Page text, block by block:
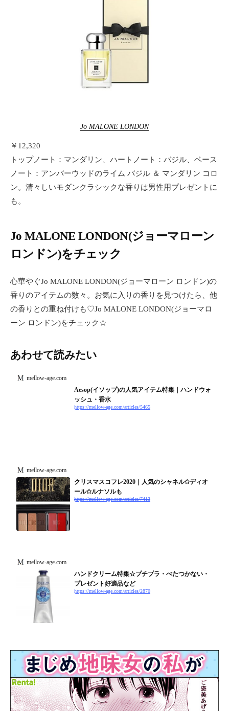
Jo MALONE LONDON
￥12,320
トップノート：マンダリン、ハートノート：バジル、ベース
ノート：アンバーウッドのライム バジル ＆ マンダリン コロ
ン。清々しいモダンクラシックな香りは男性用プレゼントに
も。
Jo MALONE LONDON(ジョーマローン
ロンドン)をチェック
心華やぐJo MALONE LONDON(ジョーマローン ロンドン)の
香りのアイテムの数々。お気に入りの香りを見つけたら、他
の香りとの重ね付けも♡Jo MALONE LONDON(ジョーマロ
ーン ロンドン)をチェック☆
あわせて読みたい
mellow-age.com
Aesop(イソップ)の人気アイテム特集｜ハンドウォ
ッシュ・香水
https://mellow-age.com/articles/5465
mellow-age.com
クリスマスコフレ2020｜人気のシャネル✩ディオ
ール✩ルナソルも
https://mellow-age.com/articles/7413
mellow-age.com
ハンドクリーム特集☆プチプラ・べたつかない・
プレゼント好適品など
https://mellow-age.com/articles/2870